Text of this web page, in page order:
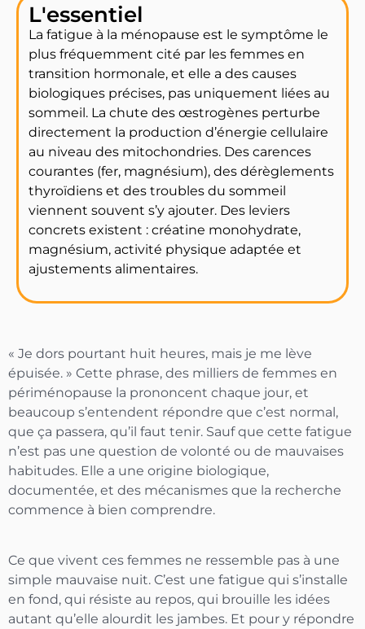
-10% OFFERTS
Sur votre première commande
L'essentiel
La fatigue à la ménopause est le symptôme le
plus fréquemment cité par les femmes en
transition hormonale, et elle a des causes
biologiques précises, pas uniquement liées au
sommeil. La chute des œstrogènes perturbe
directement la production d’énergie cellulaire
au niveau des mitochondries. Des carences
courantes (fer, magnésium), des dérèglements
thyroïdiens et des troubles du sommeil
viennent souvent s’y ajouter. Des leviers
concrets existent : créatine monohydrate,
magnésium, activité physique adaptée et
ajustements alimentaires.
« Je dors pourtant huit heures, mais je me lève
épuisée. » Cette phrase, des milliers de femmes en
périménopause la prononcent chaque jour, et
beaucoup s’entendent répondre que c’est normal,
que ça passera, qu’il faut tenir. Sauf que cette fatigue
n’est pas une question de volonté ou de mauvaises
habitudes. Elle a une origine biologique,
documentée, et des mécanismes que la recherche
commence à bien comprendre.
Ce que vivent ces femmes ne ressemble pas à une
simple mauvaise nuit. C’est une fatigue qui s’installe
en fond, qui résiste au repos, qui brouille les idées
autant qu’elle alourdit les jambes. Et pour y répondre